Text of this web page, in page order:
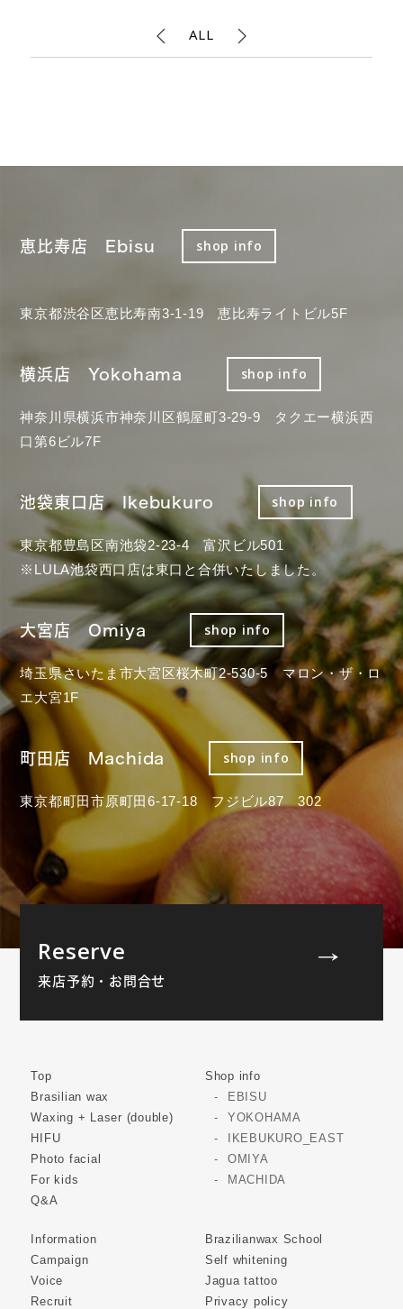
ALL
恵比寿店 Ebisu shop info
東京都渋谷区恵比寿南3-1-19 恵比寿ライトビル5F
横浜店 Yokohama shop info
神奈川県横浜市神奈川区鶴屋町3-29-9 タクエー横浜西
口第6ビル7F
池袋東口店 Ikebukuro shop info
東京都豊島区南池袋2-23-4 富沢ビル501
※LULA池袋西口店は東口と合併いたしました。
大宮店 Omiya shop info
埼玉県さいたま市大宮区桜木町2-530-5 マロン・ザ・ロ
エ大宮1F
町田店 Machida shop info
東京都町田市原町田6-17-18 フジビル87 302
Reserve
来店予約・お問合せ
Top
Brasilian wax
Waxing + Laser (double)
HIFU
Photo facial
For kids
Q&A
Shop info
EBISU
YOKOHAMA
IKEBUKURO_EAST
OMIYA
MACHIDA
Information
Campaign
Voice
Recruit
Brazilianwax School
Self whitening
Jagua tattoo
Privacy policy